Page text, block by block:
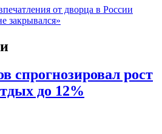
от дворца в России
закрывался»
спрогнозировал рост
до 12%